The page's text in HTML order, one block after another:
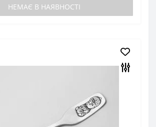
НЕМАЄ В НАЯВНОСТІ